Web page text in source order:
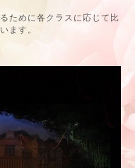
ために各クラスに応じて比
ます。